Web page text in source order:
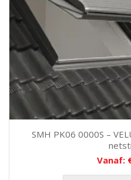
SMH PK06 0000S –
Vanaf: